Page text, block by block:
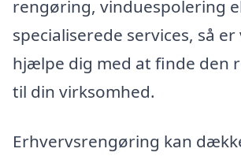
rengøring, vinduespolering
specialiserede services, så
hjælpe dig med at finde den
til din virksomhed.
Erhvervsrengøring kan